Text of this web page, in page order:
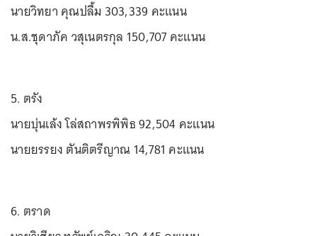
นายวิทยา คุณปลื้ม 303,339 คะแนน
น.ส.ชุดาภัค วสุเนตรกุล 150,707 คะแนน
5. ตรัง
นายบุ่นเล้ง โล่สถาพรพิพิธ 92,504 คะแนน
นายยรรยง ตันติตรีญาณ 14,781 คะแนน
6. ตราด